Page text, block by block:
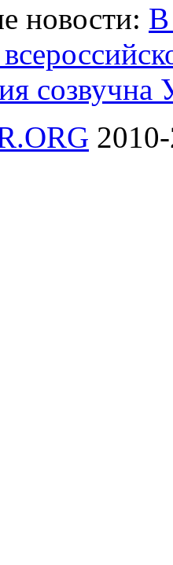
новости: В